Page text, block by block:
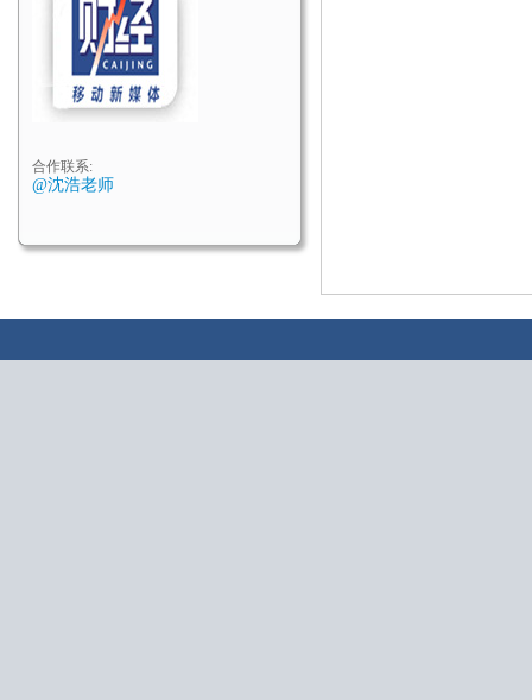
合作联系:
@沈浩老师